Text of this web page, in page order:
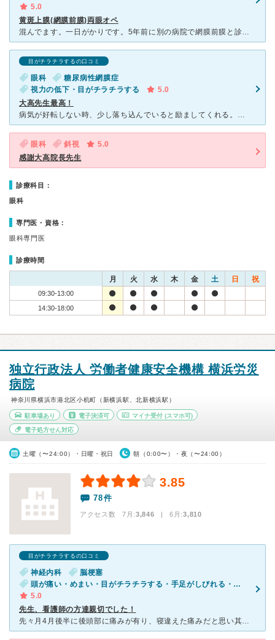
5.0
黄斑上膜(網膜前膜)両眼オペ
混んでます。一日がかりです。5年前に別の病院で網膜前膜と診断受け、経過観察を続けておりました。3年半後歪みが出てきた為、手術の話が出ましたが医師曰くこの手術は高難易度で私にはできないし私も同じ病気を患
目がチラチラするの口コミ
眼科
糖尿病性網膜症
視力の低下・目がチラチラする
5.0
大高先生最高！
病気が好転しない時、少し落ち込んでいると励ましてくれる。それが、大高先生です。私は感謝の気持ちしかありません。糖尿病網膜症の為、担当執刀医は鄭先生ですが、3回に１回は勝手に大高先生を受診しています。2
眼科 斜視
5.0
感謝大高院長先生
診療科目：
眼科
専門医・資格：
眼科専門医
診療時間
月 火 水 木 金 土 日 祝
09:30-13:00
14:30-18:00
独立行政法人 労働者健康安全機構 横浜労災
病院
神奈川県横浜市港北区小机町（新横浜駅、北新横浜駅）
駐車場あり 電子決済可 マイナ受付 (スマホ可)
電子処方せん対応
土曜（〜24:00）・日曜・祝日 朝（0:00〜）・夜（〜24:00）
3.85
78件
アクセス数 7月:3,846 | 6月:3,810
目がチラチラするの口コミ
神経内科
脳梗塞
頭が痛い・めまい・目がチラチラする・手足がしびれる・手足が麻痺する
5.0
先生、看護師の方達親切でした！
先々月4月後半に後頭部に痛みが有り、寝違えた痛みだと思い其のままにしていたら、5月半ば頃頭痛回転性の目眩、左腕、左顔の痺れ麻痺が起きた為タクシーで緊急外来で診察及びCT検査してもらいましたが、異常無し